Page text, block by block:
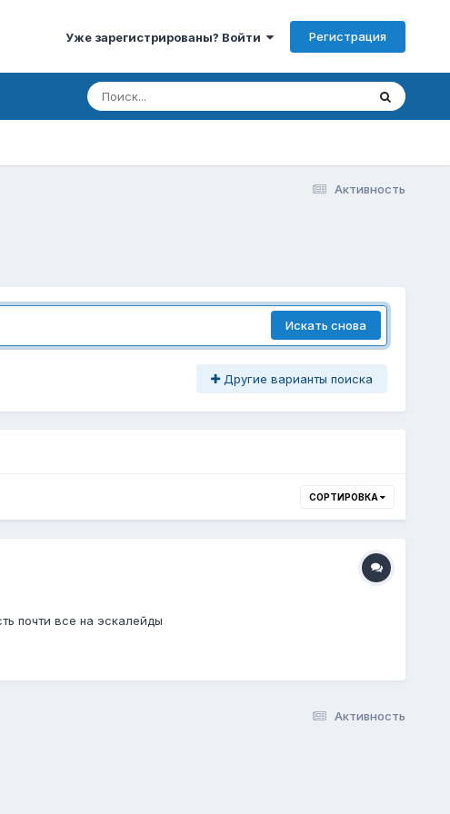
Уже зарегистрированы? Войти Регистрация
Активность
Искать снова
Другие варианты поиска
СОРТИРОВКА
почти все на эскалейды
Активность